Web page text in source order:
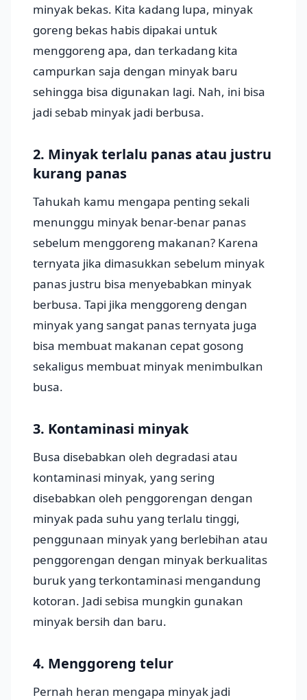
minyak bekas. Kita kadang lupa, minyak
goreng bekas habis dipakai untuk
menggoreng apa, dan terkadang kita
campurkan saja dengan minyak baru
sehingga bisa digunakan lagi. Nah, ini bisa
jadi sebab minyak jadi berbusa.
2. Minyak terlalu panas atau justru
kurang panas
Tahukah kamu mengapa penting sekali
menunggu minyak benar-benar panas
sebelum menggoreng makanan? Karena
ternyata jika dimasukkan sebelum minyak
panas justru bisa menyebabkan minyak
berbusa. Tapi jika menggoreng dengan
minyak yang sangat panas ternyata juga
bisa membuat makanan cepat gosong
sekaligus membuat minyak menimbulkan
busa.
3. Kontaminasi minyak
Busa disebabkan oleh degradasi atau
kontaminasi minyak, yang sering
disebabkan oleh penggorengan dengan
minyak pada suhu yang terlalu tinggi,
penggunaan minyak yang berlebihan atau
penggorengan dengan minyak berkualitas
buruk yang terkontaminasi mengandung
kotoran. Jadi sebisa mungkin gunakan
minyak bersih dan baru.
4. Menggoreng telur
Pernah heran mengapa minyak jadi